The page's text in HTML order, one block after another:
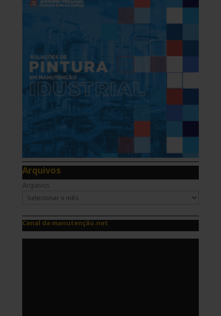
Arquivos
Arquivos
Canal da manutenção.net